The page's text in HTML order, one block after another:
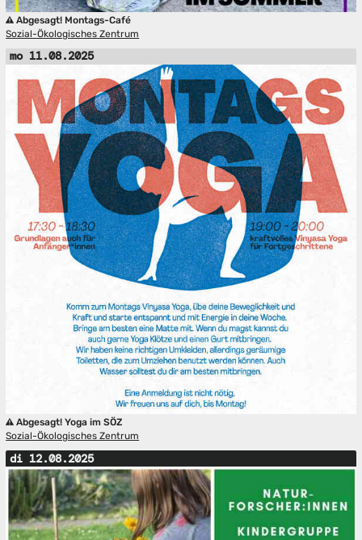
Abgesagt! Montags-Café
Sozial-Ökologisches Zentrum
mo 11.08.2025
Abgesagt! Yoga im SÖZ
Sozial-Ökologisches Zentrum
di 12.08.2025